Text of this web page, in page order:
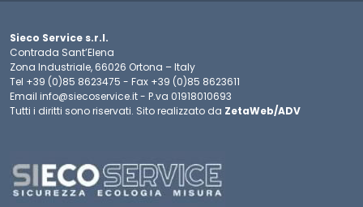
Sieco Service s.r.l.
Contrada Sant’Elena
Zona Industriale, 66026 Ortona – Italy
Tel +39 (0)85 8623475 - Fax +39 (0)85 8623611
Email info@siecoservice.it - P.va 01918010693
Tutti i diritti sono riservati. Sito realizzato da ZetaWeb/ADV